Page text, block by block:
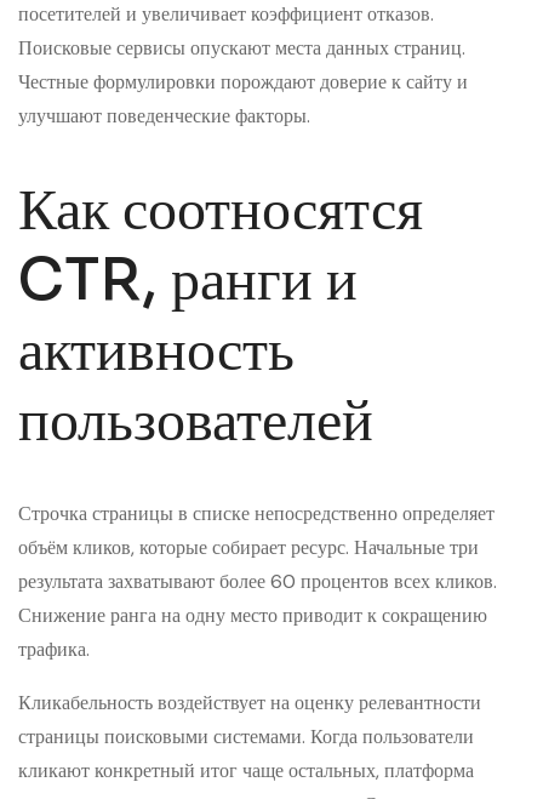
посетителей и увеличивает коэффициент отказов.
Поисковые сервисы опускают места данных страниц.
Честные формулировки порождают доверие к сайту и
улучшают поведенческие факторы.
Как соотносятся
CTR, ранги и
активность
пользователей
Строчка страницы в списке непосредственно определяет
объём кликов, которые собирает ресурс. Начальные три
результата захватывают более 60 процентов всех кликов.
Снижение ранга на одну место приводит к сокращению
трафика.
Кликабельность воздействует на оценку релевантности
страницы поисковыми системами. Когда пользователи
кликают конкретный итог чаще остальных, платформа